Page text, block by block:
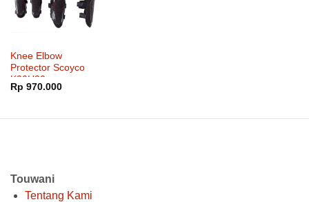
Knee Elbow
Protector Scoyco
K30H30
Rp 970.000
Touwani
Tentang Kami